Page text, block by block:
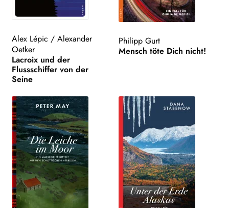
Alex Lépic / Alexander
Oetker
Lacroix und der
Flussschiffer von der
Seine
Philipp Gurt
Mensch töte Dich nicht!